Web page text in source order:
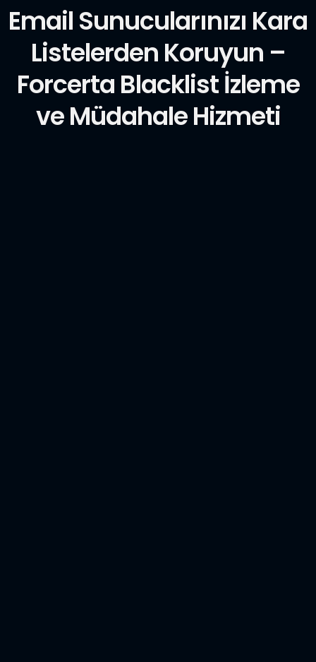
Email Sunucularınızı Kara
Listelerden Koruyun –
Forcerta Blacklist İzleme
ve Müdahale Hizmeti